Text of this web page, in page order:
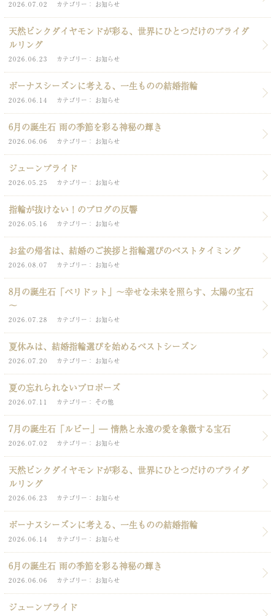
2026.07.02 カテゴリー お知らせ
天然ピンクダイヤモンドが彩る、世界にひとつだけのブライダ
ルリング
2026.06.23 カテゴリー お知らせ
ボーナスシーズンに考える、一生ものの結婚指輪
2026.06.14 カテゴリー お知らせ
6月の誕生石 雨の季節を彩る神秘の輝き
2026.06.06 カテゴリー お知らせ
ジューンブライド
2026.05.25 カテゴリー お知らせ
指輪が抜けない！のブログの反響
2026.05.16 カテゴリー お知らせ
お盆の帰省は、結婚のご挨拶と指輪選びのベストタイミング
2026.08.07 カテゴリー お知らせ
8月の誕生石「ペリドット」～幸せな未来を照らす、太陽の宝石
～
2026.07.28 カテゴリー お知らせ
夏休みは、結婚指輪選びを始めるベストシーズン
2026.07.20 カテゴリー お知らせ
夏の忘れられないプロポーズ
2026.07.11 カテゴリー その他
7月の誕生石「ルビー」― 情熱と永遠の愛を象徴する宝石
2026.07.02 カテゴリー お知らせ
天然ピンクダイヤモンドが彩る、世界にひとつだけのブライダ
ルリング
2026.06.23 カテゴリー お知らせ
ボーナスシーズンに考える、一生ものの結婚指輪
2026.06.14 カテゴリー お知らせ
6月の誕生石 雨の季節を彩る神秘の輝き
2026.06.06 カテゴリー お知らせ
ジューンブライド